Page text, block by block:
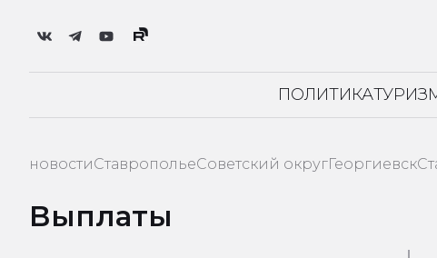
ПОЛИТИКА
новостиСтавропольеСоветский округГеоргиевск
Выплаты